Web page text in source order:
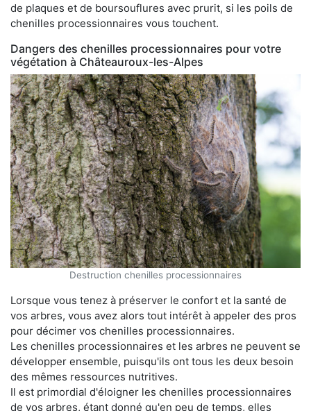
de plaques et de boursouflures avec prurit, si les poils de
chenilles processionnaires vous touchent.
Dangers des chenilles processionnaires pour votre
végétation à Châteauroux-les-Alpes
Destruction chenilles processionnaires
Lorsque vous tenez à préserver le confort et la santé de
vos arbres, vous avez alors tout intérêt à appeler des pros
pour décimer vos chenilles processionnaires.
Les chenilles processionnaires et les arbres ne peuvent se
développer ensemble, puisqu'ils ont tous les deux besoin
des mêmes ressources nutritives.
Il est primordial d'éloigner les chenilles processionnaires
de vos arbres, étant donné qu'en peu de temps, elles